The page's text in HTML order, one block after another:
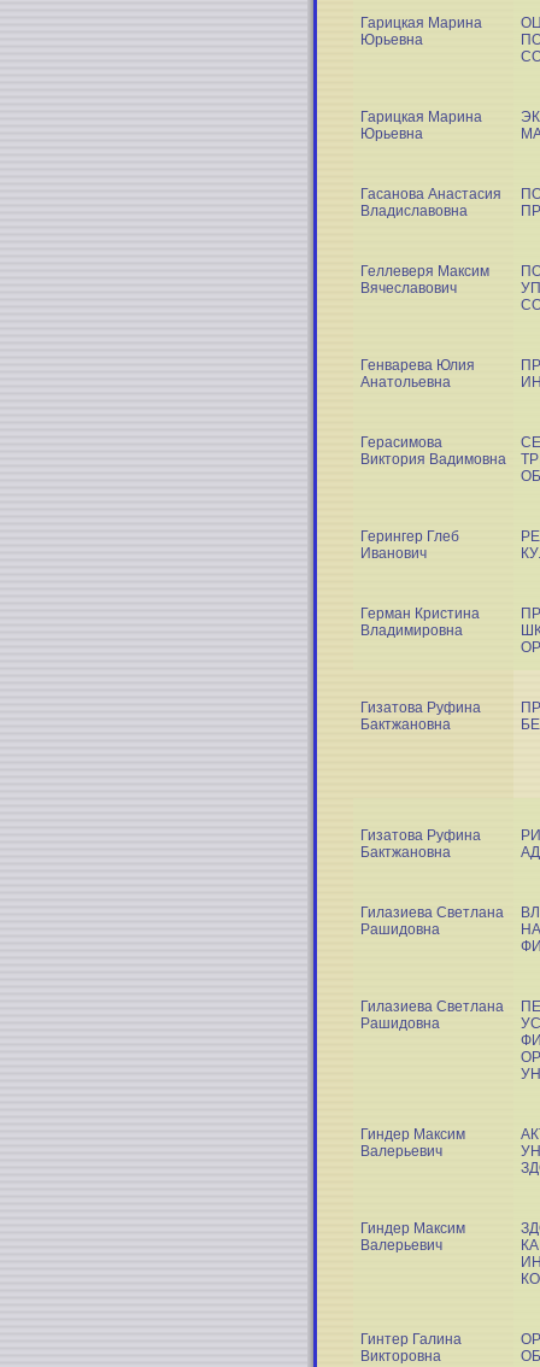
Гарицкая Марина
Юрьевна
Гарицкая Марина
Юрьевна
Гасанова Анастасия
Владиславовна
Геллеверя Максим
Вячеславович
Генварева Юлия
Анатольевна
Герасимова
Виктория Вадимовна
Герингер Глеб
Иванович
Герман Кристина
Владимировна
Гизатова Руфина
Бактжановна
Гизатова Руфина
Бактжановна
Гилазиева Светлана
Рашидовна
Гилазиева Светлана
Рашидовна
Гиндер Максим
Валерьевич
Гиндер Максим
Валерьевич
Гинтер Галина
Викторовна